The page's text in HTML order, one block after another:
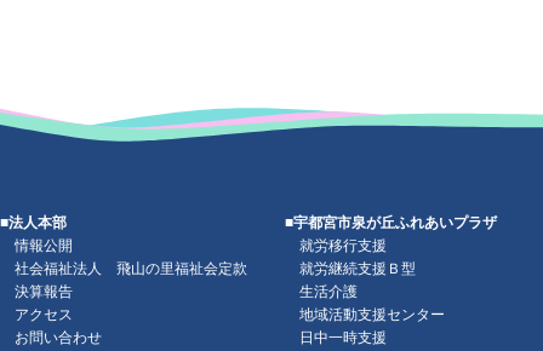
■法人本部
情報公開
社会福祉法人 飛山の里福祉会定款
決算報告
アクセス
お問い合わせ
■宇都宮市泉が丘ふれあいプラザ
就労移行支援
就労継続支援Ｂ型
生活介護
地域活動支援センター
日中一時支援